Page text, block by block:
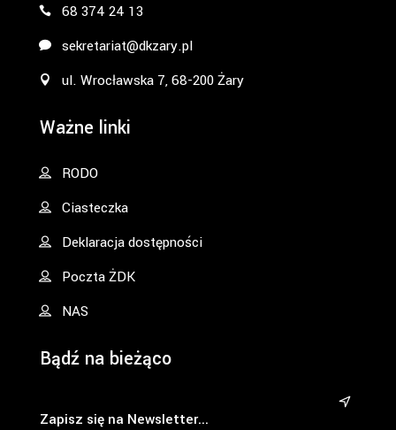
68 374 24 13
sekretariat@dkzary.pl
ul. Wrocławska 7, 68-200 Żary
Ważne linki
RODO
Ciasteczka
Deklaracja dostępności
Poczta ŻDK
NAS
Bądź na bieżąco
&